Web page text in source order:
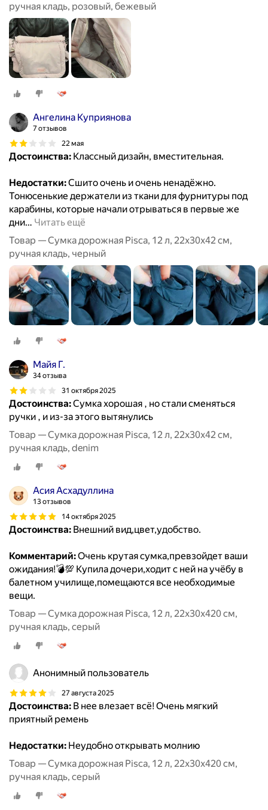
ручная кладь, розовый, бежевый
Ангелина Куприянова
7 отзывов
22 мая
Достоинства: Классный дизайн, вместительная.
Недостатки:Сшито очень и очень ненадёжно.
Тонюсенькие держатели из ткани для фурнитуры под
карабины, которые начали отрываться в первые же
дни… Читать ещё
Товар — Сумка дорожная Pisca, 12 л, 22х30х42 см,
ручная кладь, черный
Майя Г.
34 отзыва
31 октября 2025
Достоинства:Сумка хорошая , но стали сменяться
ручки , и из-за этого вытянулись
Товар — Сумка дорожная Pisca, 12 л, 22х30х42 см,
ручная кладь, denim
Асия Асхадуллина
13 отзывов
14 октября 2025
Достоинства: Внешний вид,цвет,удобство.
Комментарий:Очень крутая сумка,превзойдет ваши
ожидания!💣💯 Купила дочери,ходит с ней на учёбу в
балетном училище,помещаются все необходимые
вещи.
Товар — Сумка дорожная Pisca, 12 л, 22х30х420 см,
ручная кладь, серый
Анонимный пользователь
27 августа 2025
Достоинства: В нее влезает всё! Очень мягкий
приятный ремень
Недостатки: Неудобно открывать молнию
Товар — Сумка дорожная Pisca, 12 л, 22х30х420 см,
ручная кладь, серый